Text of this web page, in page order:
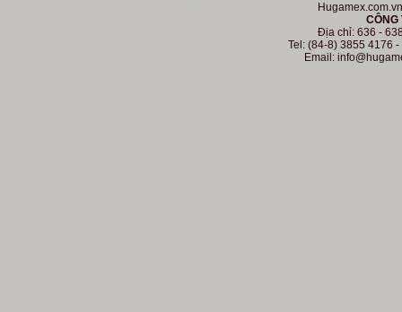
CÔNG
Địa chỉ: 636 -
Tel: (84-8) 3855 4176
Email: